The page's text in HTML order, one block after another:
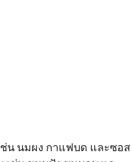
น นมผง กาแฟบด และซอส